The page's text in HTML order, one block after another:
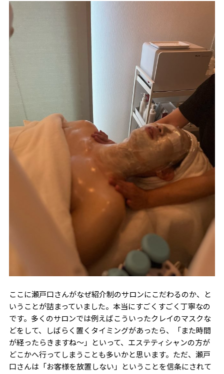
ここに瀬戸口さんがなぜ紹介制のサロンにこだわるのか、と
いうことが詰まっていました。本当にすごくすごく丁寧なの
です。多くのサロンでは例えばこういったクレイのマスクな
どをして、しばらく置くタイミングがあったら、「また時間
が経ったらきますね〜」といって、エステティシャンの方が
どこかへ行ってしまうことも多いかと思います。ただ、瀬戸
口さんは「お客様を放置しない」ということを信条にされて